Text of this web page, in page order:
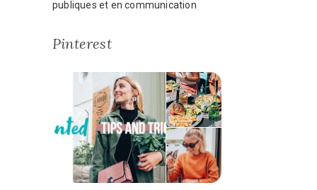
publiques et en communication
Pinterest